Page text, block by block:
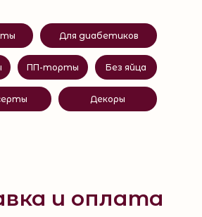
Декоры
Без яйца
Для диабетиков
ПП-торты
и оплата